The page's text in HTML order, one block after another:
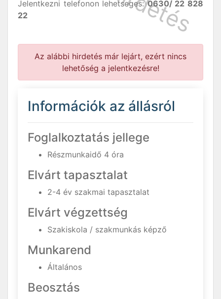
Jelentkezni telefonon lehetseges:0630/ 22 828
22
Az alábbi hirdetés már lejárt, ezért nincs
lehetőség a jelentkezésre!
Információk az állásról
Foglalkoztatás jellege
Részmunkaidő 4 óra
Elvárt tapasztalat
2-4 év szakmai tapasztalat
Elvárt végzettség
Szakiskola / szakmunkás képző
Munkarend
Általános
Beosztás